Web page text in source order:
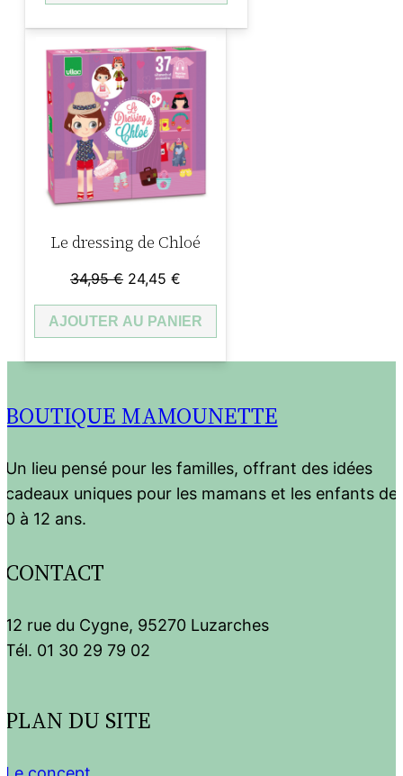
33,95 €.23,76 €.
Le dressing de Chloé
34,95€ Le
prix
initial
34,95 €.
24,45 €
prix
actuel
24,45 €.
AJOUTER AU PANIER
BOUTIQUE MAMOUNETTE
Un lieu pensé pour les familles, offrant des idées
cadeaux uniques pour les mamans et les enfants de
0 à 12 ans.
CONTACT
12 rue du Cygne, 95270 Luzarches
Tél. 01 30 29 79 02
PLAN DU SITE